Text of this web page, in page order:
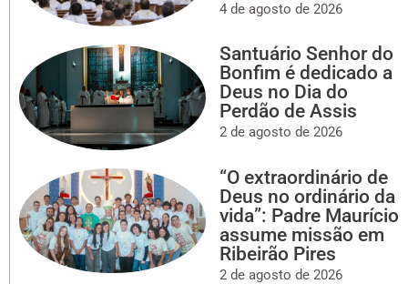
4 de agosto de 2026
Santuário Senhor do
Bonfim é dedicado a
Deus no Dia do
Perdão de Assis
2 de agosto de 2026
“O extraordinário de
Deus no ordinário da
vida”: Padre Maurício
assume missão em
Ribeirão Pires
2 de agosto de 2026